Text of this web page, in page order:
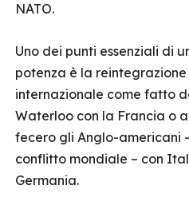
NATO.
Uno dei punti essenziali di
potenza è la
internazionale come fatto
Waterloo con la Francia o
fecero gli Anglo-americani
conflitto mondiale – con
Germania.